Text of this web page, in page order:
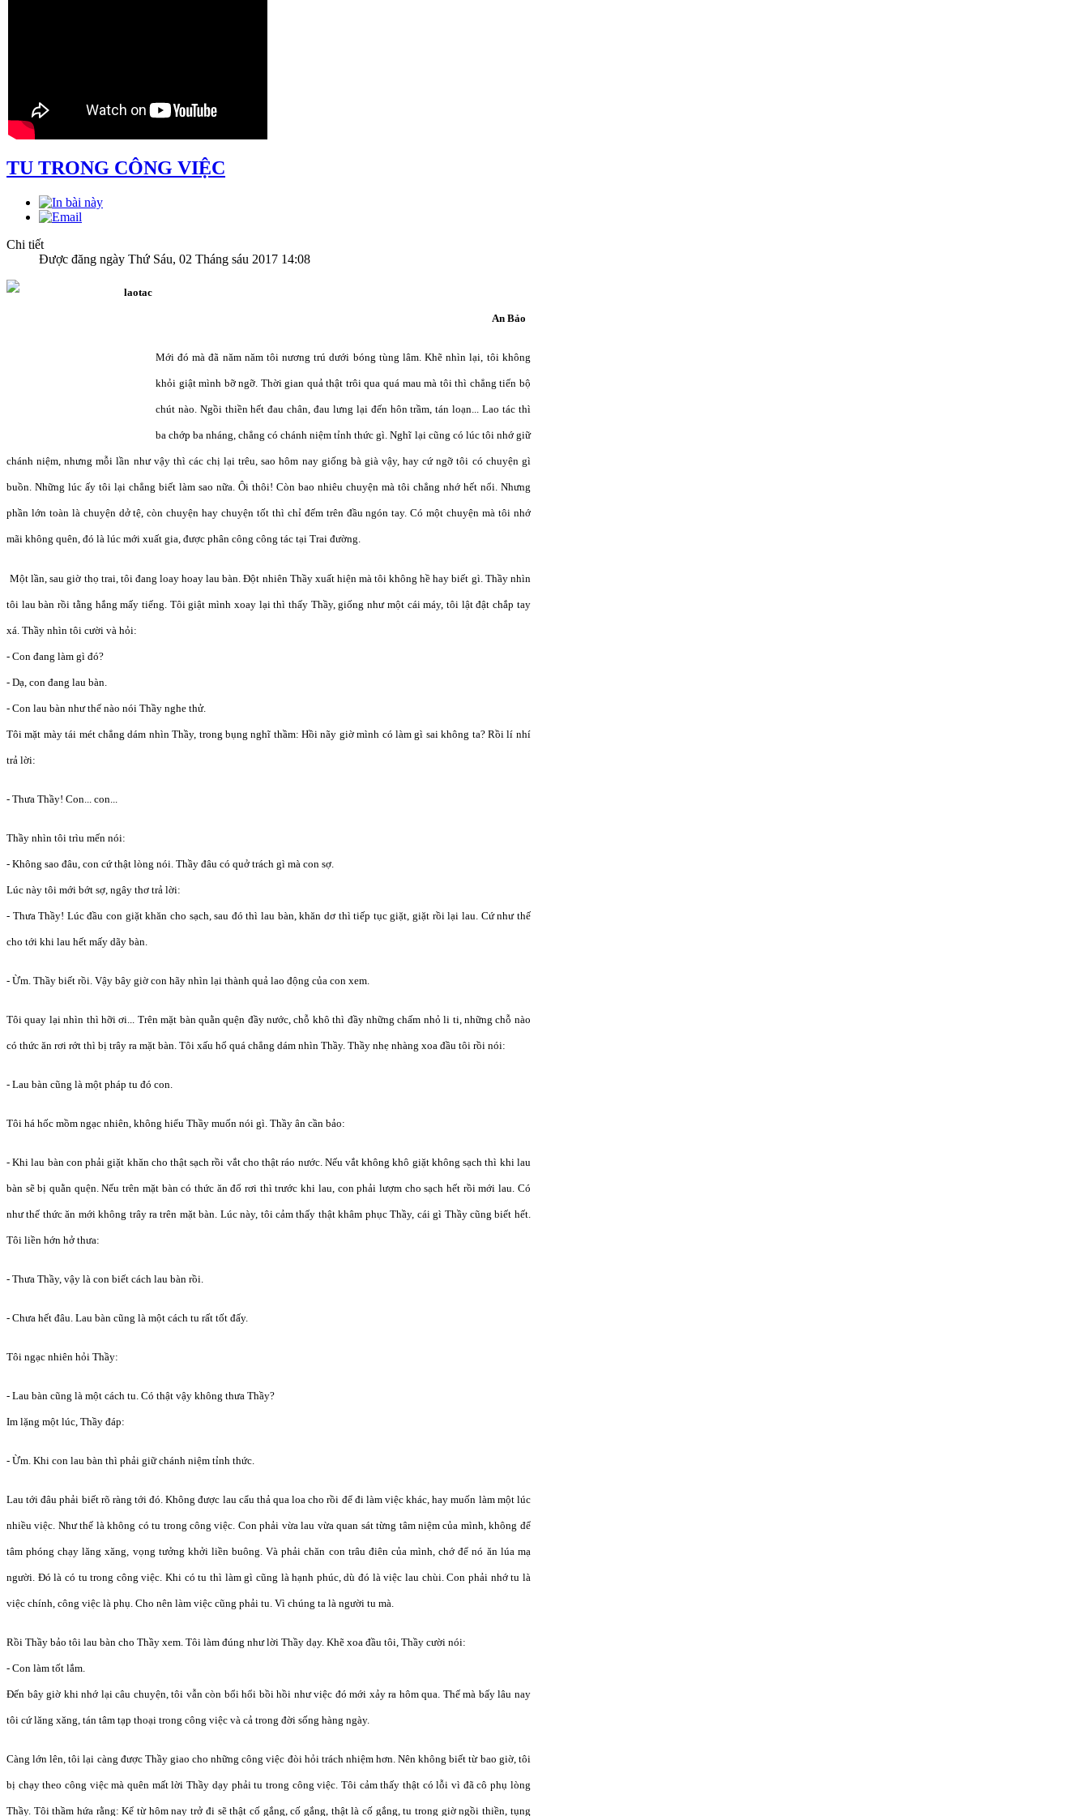
TU TRONG CÔNG VIỆC
Chi tiết
Được đăng ngày Thứ Sáu, 02 Tháng sáu 2017 14:08
An Bảo
Mới đó mà đã năm năm tôi nương trú dưới bóng tùng lâm. Khẽ nhìn lại, tôi không
khỏi giật mình bỡ ngỡ. Thời gian quả thật trôi qua quá mau mà tôi thì chẳng tiến bộ
chút nào. Ngồi thiền hết đau chân, đau lưng lại đến hôn trầm, tán loạn... Lao tác thì
ba chớp ba nháng, chẳng có chánh niệm tỉnh thức gì. Nghĩ lại cũng có lúc tôi nhớ giữ
chánh niệm, nhưng mỗi lần như vậy thì các chị lại trêu, sao hôm nay giống bà già vậy, hay cứ ngỡ tôi có chuyện gì
buồn. Những lúc ấy tôi lại chẳng biết làm sao nữa. Ôi thôi! Còn bao nhiêu chuyện mà tôi chẳng nhớ hết nổi. Nhưng
phần lớn toàn là chuyện dở tệ, còn chuyện hay chuyện tốt thì chỉ đếm trên đầu ngón tay. Có một chuyện mà tôi nhớ
mãi không quên, đó là lúc mới xuất gia, được phân công công tác tại Trai đường.
Một lần, sau giờ thọ trai, tôi đang loay hoay lau bàn. Đột nhiên Thầy xuất hiện mà tôi không hề hay biết gì. Thầy nhìn
tôi lau bàn rồi tằng hắng mấy tiếng. Tôi giật mình xoay lại thì thấy Thầy, giống như một cái máy, tôi lật đật chắp tay
xá. Thầy nhìn tôi cười và hỏi:
- Con đang làm gì đó?
- Dạ, con đang lau bàn.
- Con lau bàn như thế nào nói Thầy nghe thử.
Tôi mặt mày tái mét chẳng dám nhìn Thầy, trong bụng nghĩ thầm: Hồi nãy giờ mình có làm gì sai không ta? Rồi lí nhí
trả lời:
- Thưa Thầy! Con... con...
Thầy nhìn tôi trìu mến nói:
- Không sao đâu, con cứ thật lòng nói. Thầy đâu có quở trách gì mà con sợ.
Lúc này tôi mới bớt sợ, ngây thơ trả lời:
- Thưa Thầy! Lúc đầu con giặt khăn cho sạch, sau đó thì lau bàn, khăn dơ thì tiếp tục giặt, giặt rồi lại lau. Cứ như thế
cho tới khi lau hết mấy dãy bàn.
- Ừm. Thầy biết rồi. Vậy bây giờ con hãy nhìn lại thành quả lao động của con xem.
Tôi quay lại nhìn thì hỡi ơi... Trên mặt bàn quằn quện đầy nước, chỗ khô thì đầy những chấm nhỏ li ti, những chỗ nào
có thức ăn rơi rớt thì bị trây ra mặt bàn. Tôi xấu hổ quá chẳng dám nhìn Thầy. Thầy nhẹ nhàng xoa đầu tôi rồi nói:
- Lau bàn cũng là một pháp tu đó con.
Tôi há hốc mồm ngạc nhiên, không hiểu Thầy muốn nói gì. Thầy ân cần bảo:
- Khi lau bàn con phải giặt khăn cho thật sạch rồi vắt cho thật ráo nước. Nếu vắt không khô giặt không sạch thì khi lau
bàn sẽ bị quằn quện. Nếu trên mặt bàn có thức ăn đổ rơi thì trước khi lau, con phải lượm cho sạch hết rồi mới lau. Có
như thế thức ăn mới không trây ra trên mặt bàn. Lúc này, tôi cảm thấy thật khâm phục Thầy, cái gì Thầy cũng biết hết.
Tôi liền hớn hở thưa:
- Thưa Thầy, vậy là con biết cách lau bàn rồi.
- Chưa hết đâu. Lau bàn cũng là một cách tu rất tốt đấy.
Tôi ngạc nhiên hỏi Thầy:
- Lau bàn cũng là một cách tu. Có thật vậy không thưa Thầy?
Im lặng một lúc, Thầy đáp:
- Ừm. Khi con lau bàn thì phải giữ chánh niệm tỉnh thức.
Lau tới đâu phải biết rõ ràng tới đó. Không được lau cẩu thả qua loa cho rồi để đi làm việc khác, hay muốn làm một lúc
nhiều việc. Như thế là không có tu trong công việc. Con phải vừa lau vừa quan sát từng tâm niệm của mình, không để
tâm phóng chạy lăng xăng, vọng tưởng khởi liền buông. Và phải chăn con trâu điên của mình, chớ để nó ăn lúa mạ
người. Đó là có tu trong công việc. Khi có tu thì làm gì cũng là hạnh phúc, dù đó là việc lau chùi. Con phải nhớ tu là
việc chính, công việc là phụ. Cho nên làm việc cũng phải tu. Vì chúng ta là người tu mà.
Rồi Thầy bảo tôi lau bàn cho Thầy xem. Tôi làm đúng như lời Thầy dạy. Khẽ xoa đầu tôi, Thầy cười nói:
- Con làm tốt lắm.
Đến bây giờ khi nhớ lại câu chuyện, tôi vẫn còn bổi hổi bồi hồi như việc đó mới xảy ra hôm qua. Thế mà bấy lâu nay
tôi cứ lăng xăng, tán tâm tạp thoại trong công việc và cả trong đời sống hàng ngày.
Càng lớn lên, tôi lại càng được Thầy giao cho những công việc đòi hỏi trách nhiệm hơn. Nên không biết từ bao giờ, tôi
bị chạy theo công việc mà quên mất lời Thầy dạy phải tu trong công việc. Tôi cảm thấy thật có lỗi vì đã cô phụ lòng
Thầy. Tôi thầm hứa rằng: Kể từ hôm nay trở đi sẽ thật cố gắng, cố gắng, thật là cố gắng, tu trong giờ ngồi thiền, tụng